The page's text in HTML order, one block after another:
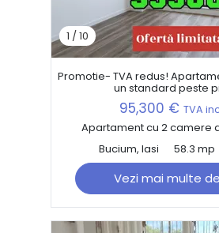
1 /10
Promotie- TVA redus!
un standard peste
95,300 € TVA
Apartament cu 2 camere
Bucium, Iasi
58.3 mp
Vezi mai multe